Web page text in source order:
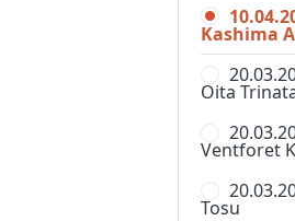
Turkiye
Fransa
J.Ligi
Süper
J. Lig
J. Lig
J. Lig
J. Lig
J. Lig
Kashima
Oita
Ventforet
Tosu